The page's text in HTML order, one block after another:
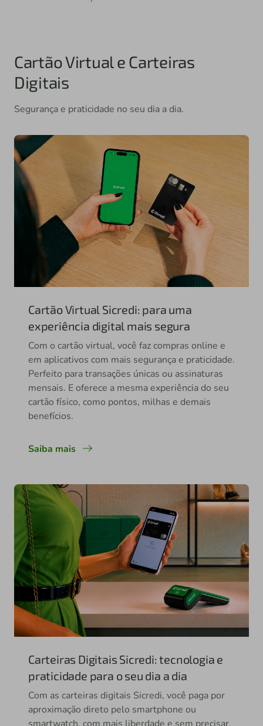
Cartão Virtual e Carteiras
Digitais
Segurança e praticidade no seu dia a dia.
Cartão Virtual Sicredi: para uma
experiência digital mais segura
Com o cartão virtual, você faz compras online e
em aplicativos com mais segurança e praticidade.
Perfeito para transações únicas ou assinaturas
mensais. E oferece a mesma experiência do seu
cartão físico, como pontos, milhas e demais
benefícios.
Saiba mais
Carteiras Digitais Sicredi: tecnologia e
praticidade para o seu dia a dia
Com as carteiras digitais Sicredi, você paga por
aproximação direto pelo smartphone ou